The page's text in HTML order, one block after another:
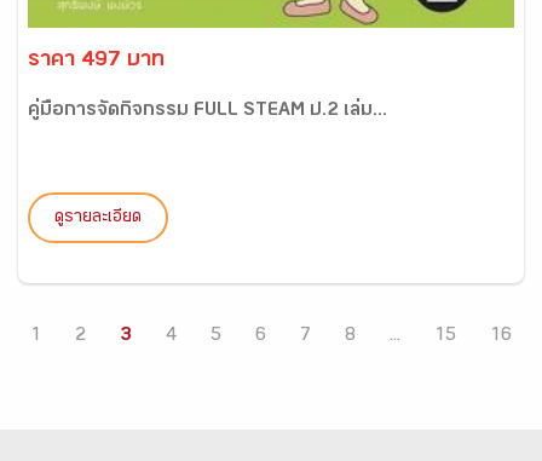
ราคา 497 บาท
คู่มือการจัดกิจกรรม FULL STEAM ป.2 เล่ม...
ดูรายละเอียด
1 2 3 4 5 6 7 8 ... 15 16